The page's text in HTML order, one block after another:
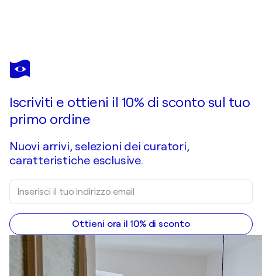
ERNIE EUGENE BARNES
Le Tambour Major
Iscriviti e ottieni il 10% di sconto sul tuo
primo ordine
Nuovi arrivi, selezioni dei curatori,
caratteristiche esclusive.
Ottieni ora il 10% di sconto